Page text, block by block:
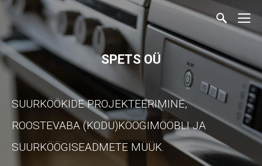
SPETS OÜ
SUURKÖÖKIDE PROJEKTEERIMINE,
ROOSTEVABA (KODU)KÖÖGIMÖÖBLI JA
SUURKÖÖGISEADMETE MÜÜK.